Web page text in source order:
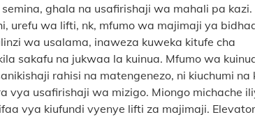
ghala na usafirishaji wa mahali pa kazi.
urefu wa lifti, nk, mfumo wa majimaji ya
wa usalama, inaweza kuweka kitufe cha
sakafu na jukwaa la kuinua. Mfumo wa
rahisi na matengenezo, ni kiuchumi na
vya usafirishaji wa mizigo. Miongo michache
vya kiufundi vyenye lifti za majimaji.